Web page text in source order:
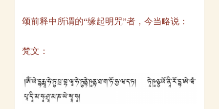
颂前释中所谓的“缘起明咒”者，今当略说：
梵文：